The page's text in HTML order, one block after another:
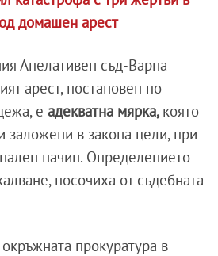
домашен арест
Апелативен съд-Варна
арест, постановен по
е адекватна мярка, която
заложени в закона цели, при
начин. Определението
посочиха от съдебната
прокуратура в